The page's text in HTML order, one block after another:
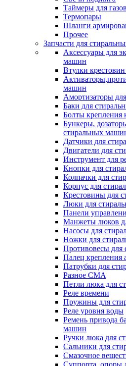
Таймеры для
Термопары
Шланги
Прочее
Запчасти для
Аксессуары для
машин
Втулки крестовин
машин
Амортизаторы
Баки для
Болты крепления
Бункеры,
стиральных
Датчики для
Двигатели для
Инструмент для
Кнопки для
Колпачки для
Корпус для
Крестовины для
Люки для
Панели
Манжеты люков
Насосы для
Ножки для
Противовесы для
Палец крепления
Патрубки для
Разное СМА
Петли люка для
Реле времени
Пружины для
Реле уровня воды
Ремень привода
машин
Ручки люка для
Сальники для
Смазочное
Суппорта, опоры